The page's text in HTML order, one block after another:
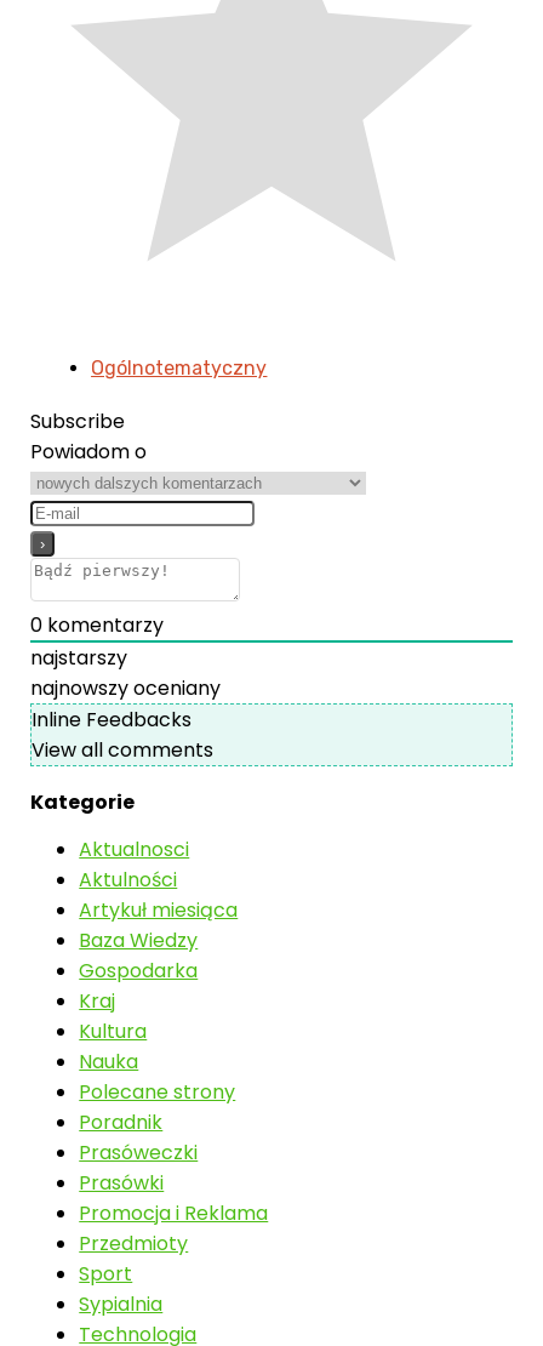
Ogólnotematyczny
Subscribe
Powiadom o
0 komentarzy
najstarszy
najnowszyoceniany
Inline Feedbacks
View all comments
Kategorie
Aktualnosci
Aktulności
Artykuł miesiąca
Baza Wiedzy
Gospodarka
Kraj
Kultura
Nauka
Polecane strony
Poradnik
Prasóweczki
Prasówki
Promocja i Reklama
Przedmioty
Sport
Sypialnia
Technologia